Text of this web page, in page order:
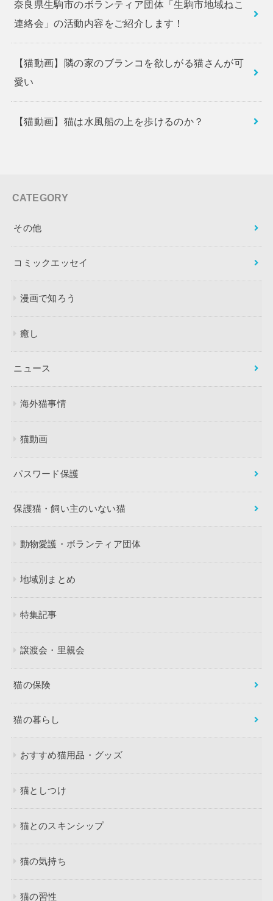
奈良県生駒市のボランティア団体「生駒市地域ねこ
連絡会」の活動内容をご紹介します！
【猫動画】隣の家のブランコを欲しがる猫さんが可
愛い
【猫動画】猫は水風船の上を歩けるのか？
CATEGORY
その他
コミックエッセイ
漫画で知ろう
癒し
ニュース
海外猫事情
猫動画
パスワード保護
保護猫・飼い主のいない猫
動物愛護・ボランティア団体
地域別まとめ
特集記事
譲渡会・里親会
猫の保険
猫の暮らし
おすすめ猫用品・グッズ
猫としつけ
猫とのスキンシップ
猫の気持ち
猫の習性